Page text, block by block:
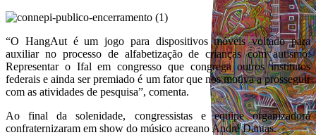
“O HangAut é um jogo para dispositivos móveis voltado para
auxiliar no processo de alfabetização de crianças com autismo.
Representar o Ifal em congresso que congrega outros institutos
federais e ainda ser premiado é um fator que nos motiva a prosseguir
com as atividades de pesquisa”, comenta.
Ao final da solenidade, congressistas e equipe organizadora
confraternizaram em show do músico acreano André Dantas.